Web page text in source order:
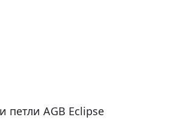
петли AGB Eclipse